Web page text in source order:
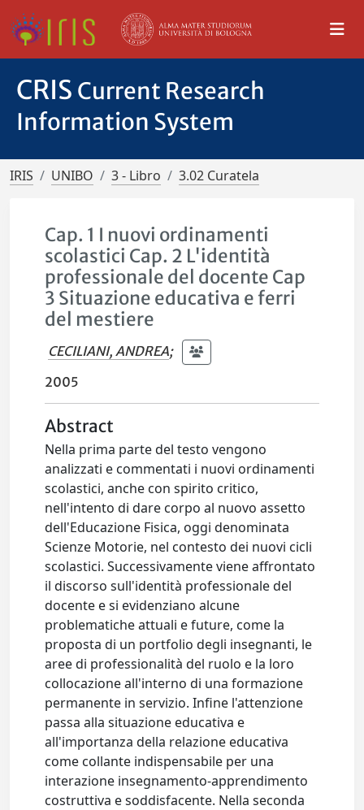
CRIS Current Research
Information System
IRIS UNIBO 3 - Libro 3.02 Curatela
Cap. 1 I nuovi ordinamenti
scolastici Cap. 2 L'identità
professionale del docente Cap
3 Situazione educativa e ferri
del mestiere
CECILIANI, ANDREA;
2005
Abstract
Nella prima parte del testo vengono
analizzati e commentati i nuovi ordinamenti
scolastici, anche con spirito critico,
nell'intento di dare corpo al nuovo assetto
dell'Educazione Fisica, oggi denominata
Scienze Motorie, nel contesto dei nuovi cicli
scolastici. Successivamente viene affrontato
il discorso sull'identità professionale del
docente e si evidenziano alcune
problematiche attuali e future, come la
proposta di un portfolio degli insegnanti, le
aree di professionalità del ruolo e la loro
collocazione all'interno di una formazione
permanente in servizio. Infine l'attenzione
passa alla situazione educativa e
all'importanza della relazione educativa
come collante indispensabile per una
interazione insegnamento-apprendimento
costruttiva e soddisfacente. Nella seconda